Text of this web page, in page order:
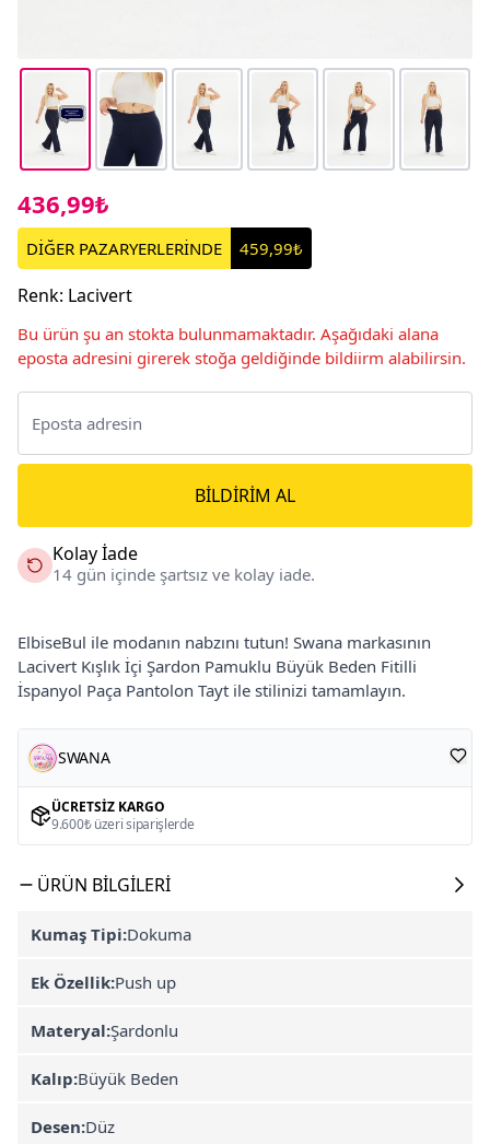
436,99₺
DİĞER PAZARYERLERİNDE 459,99₺
Renk: Lacivert
Bu ürün şu an stokta bulunmamaktadır. Aşağıdaki alana
eposta adresini girerek stoğa geldiğinde bildiirm alabilirsin.
BILDIRIM AL
Kolay İade
14 gün içinde şartsız ve kolay iade.
ElbiseBul ile modanın nabzını tutun! Swana markasının
Lacivert Kışlık İçi Şardon Pamuklu Büyük Beden Fitilli
İspanyol Paça Pantolon Tayt ile stilinizi tamamlayın.
SWANA
ÜCRETSIZ KARGO
9.600₺ üzeri siparişlerde
ÜRÜN BILGILERI
Kumaş Tipi:Dokuma
Ek Özellik:Push up
Materyal:Şardonlu
Kalıp:Büyük Beden
Desen:Düz